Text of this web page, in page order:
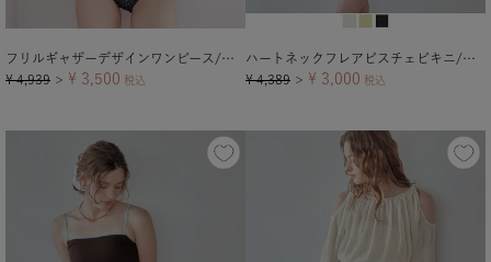
フリルギャザーデザインワンピース/水着
¥ 4,939 ＞ ¥ 3,500 税込
ハートネックフレアビスチェビキニ/水着
¥ 4,389 ＞ ¥ 3,000 税込